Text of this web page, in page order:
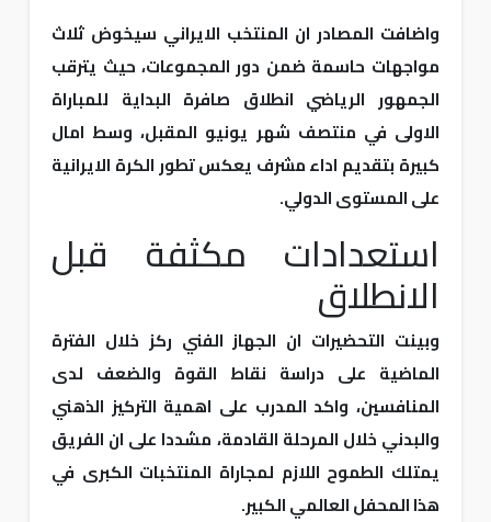
واضافت المصادر ان المنتخب الايراني سيخوض ثلاث
مواجهات حاسمة ضمن دور المجموعات، حيث يترقب
الجمهور الرياضي انطلاق صافرة البداية للمباراة
الاولى في منتصف شهر يونيو المقبل، وسط امال
كبيرة بتقديم اداء مشرف يعكس تطور الكرة الايرانية
على المستوى الدولي.
استعدادات مكثفة قبل
الانطلاق
وبينت التحضيرات ان الجهاز الفني ركز خلال الفترة
الماضية على دراسة نقاط القوة والضعف لدى
المنافسين، واكد المدرب على اهمية التركيز الذهني
والبدني خلال المرحلة القادمة، مشددا على ان الفريق
يمتلك الطموح اللازم لمجاراة المنتخبات الكبرى في
هذا المحفل العالمي الكبير.